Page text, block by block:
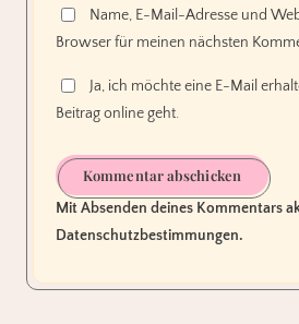
Name, E-Mail-Adresse und
Browser für meinen nächsten
Ja, ich möchte eine E-Mail
Beitrag online geht.
Kommentar abschicken
Mit Absenden deines Kommentars
Datenschutzbestimmungen.